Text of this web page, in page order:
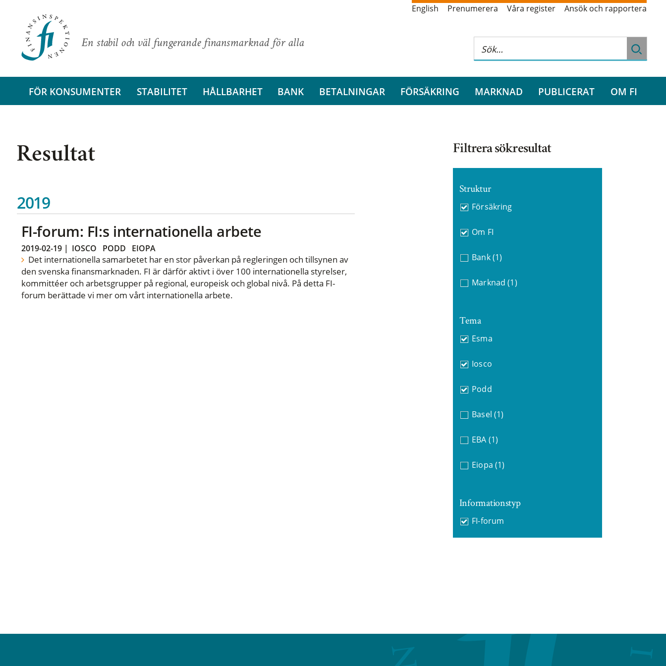
En stabil och väl fungerande finansmarknad för alla
English Prenumerera Våra register Ansök och rapportera
FÖR KONSUMENTER STABILITET HÅLLBARHET BANK BETALNINGAR FÖRSÄKRING MARKNAD PUBLICERAT OM FI
Resultat
2019
FI-forum: FI:s internationella arbete
2019-02-19| IOSCO PODD EIOPA
Det internationella samarbetet har en stor påverkan på regleringen och tillsynen av
den svenska finansmarknaden. FI är därför aktivt i över 100 internationella styrelser,
kommittéer och arbetsgrupper på regional, europeisk och global nivå. På detta FI-
forum berättade vi mer om vårt internationella arbete.
Filtrera sökresultat
Struktur
Försäkring
Om FI
Bank (1)
Marknad (1)
Tema
Esma
Iosco
Podd
Basel (1)
EBA (1)
Eiopa (1)
Informationstyp
FI-forum